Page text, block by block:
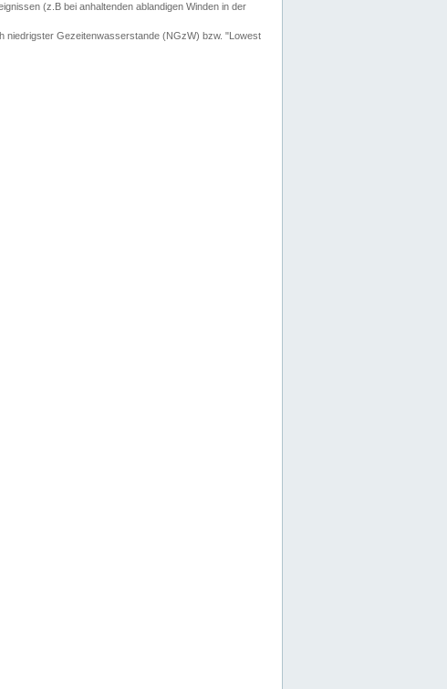
(z.B bei anhaltenden ablandigen Winden in der
niedrigster Gezeitenwasserstande (NGzW) bzw. "Lowest